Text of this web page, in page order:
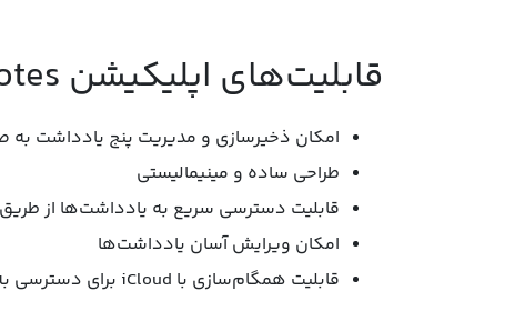
قابلیت‌های اپلیکیشن FiveNotes:
امکان ذخیر‌سازی و مدیریت پنج یادداشت
طراحی ساده و مینیمالیستی
قابلیت دسترسی سریع به یادداشت‌ها از طریق
امکان ویرایش آسان یادداشت‌ها
قابلیت همگام‌سازی با iCloud برای دسترسی به یادداشت‌ها در تمام دستگاه‌های اپل